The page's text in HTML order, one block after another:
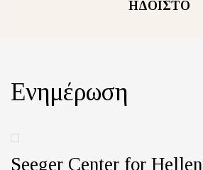
ΗΔΟΙΣΤΟ
Ενημέρωση
Seeger Center for